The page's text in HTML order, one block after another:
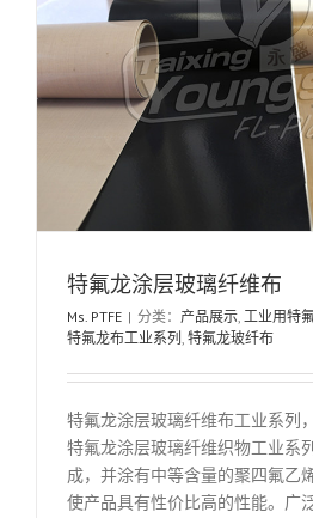
特氟龙涂层玻璃纤维布
Ms. PTFE | 分类： 产品展示, 工业用特
特氟龙布工业系列 , 特氟龙玻纤布
特氟龙涂层玻璃纤维布工业系列
特氟龙涂层玻璃纤维织物工业系
成，并涂有中等含量的聚四氟乙
使产品具有性价比高的性能。广